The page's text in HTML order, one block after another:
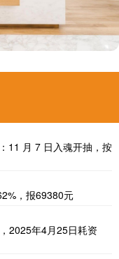
11 月 7 日入魂开抽，按
，报69380元
2025年4月25日耗资